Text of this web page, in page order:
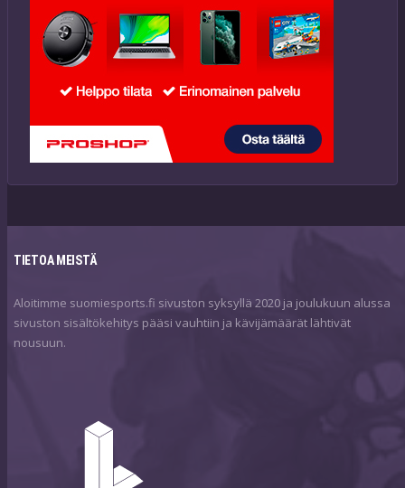
TIETOA MEISTÄ
Aloitimme suomiesports.fi sivuston syksyllä 2020 ja joulukuun alussa
sivuston sisältökehitys pääsi vauhtiin ja kävijämäärät lähtivät
nousuun.